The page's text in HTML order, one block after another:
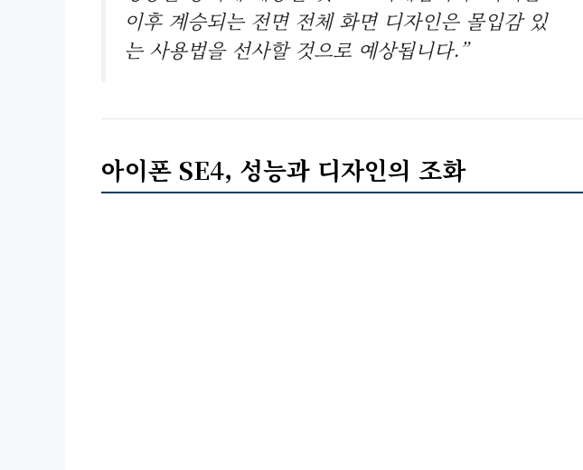
이후 계승되는 전면 전체 화면 디자인은 몰입감 있
는 사용법을 선사할 것으로 예상됩니다.”
아이폰 SE4, 성능과 디자인의 조화